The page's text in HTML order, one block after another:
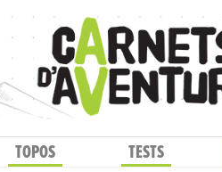
TOPOS TESTS